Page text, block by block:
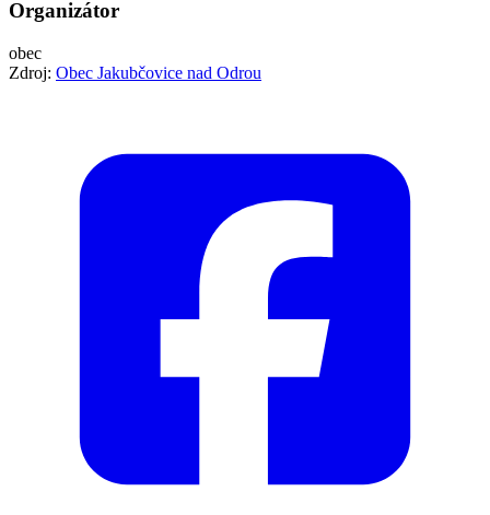
Organizátor
obec
Zdroj: Obec Jakubčovice nad Odrou